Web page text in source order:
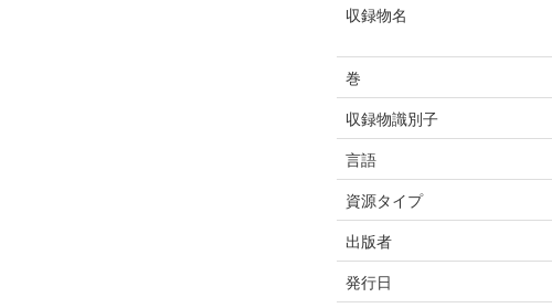
収録物名
巻
収録物識別子
言語
資源タイプ
出版者
発行日